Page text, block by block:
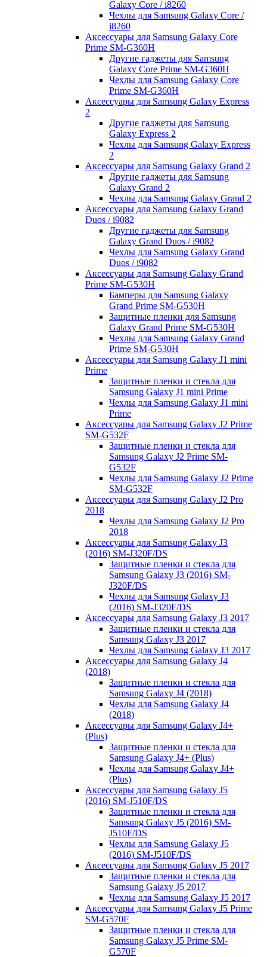
Galaxy Core / i8260
Чехлы для Samsung Galaxy Core /
i8260
Аксессуары для Samsung Galaxy Core
Prime SM-G360H
Другие гаджеты для Samsung
Galaxy Core Prime SM-G360H
Чехлы для Samsung Galaxy Core
Prime SM-G360H
Аксессуары для Samsung Galaxy Express
2
Другие гаджеты для Samsung
Galaxy Express 2
Чехлы для Samsung Galaxy Express
2
Аксессуары для Samsung Galaxy Grand 2
Другие гаджеты для Samsung
Galaxy Grand 2
Чехлы для Samsung Galaxy Grand 2
Аксессуары для Samsung Galaxy Grand
Duos / i9082
Другие гаджеты для Samsung
Galaxy Grand Duos / i9082
Чехлы для Samsung Galaxy Grand
Duos / i9082
Аксессуары для Samsung Galaxy Grand
Prime SM-G530H
Бамперы для Samsung Galaxy
Grand Prime SM-G530H
Защитные пленки для Samsung
Galaxy Grand Prime SM-G530H
Чехлы для Samsung Galaxy Grand
Prime SM-G530H
Аксессуары для Samsung Galaxy J1 mini
Prime
Защитные пленки и стекла для
Samsung Galaxy J1 mini Prime
Чехлы для Samsung Galaxy J1 mini
Prime
Аксессуары для Samsung Galaxy J2 Prime
SM-G532F
Защитные пленки и стекла для
Samsung Galaxy J2 Prime SM-
G532F
Чехлы для Samsung Galaxy J2 Prime
SM-G532F
Аксессуары для Samsung Galaxy J2 Pro
2018
Чехлы для Samsung Galaxy J2 Pro
2018
Аксессуары для Samsung Galaxy J3
(2016) SM-J320F/DS
Защитные пленки и стекла для
Samsung Galaxy J3 (2016) SM-
J320F/DS
Чехлы для Samsung Galaxy J3
(2016) SM-J320F/DS
Аксессуары для Samsung Galaxy J3 2017
Защитные пленки и стекла для
Samsung Galaxy J3 2017
Чехлы для Samsung Galaxy J3 2017
Аксессуары для Samsung Galaxy J4
(2018)
Защитные пленки и стекла для
Samsung Galaxy J4 (2018)
Чехлы для Samsung Galaxy J4
(2018)
Аксессуары для Samsung Galaxy J4+
(Plus)
Защитные пленки и стекла для
Samsung Galaxy J4+ (Plus)
Чехлы для Samsung Galaxy J4+
(Plus)
Аксессуары для Samsung Galaxy J5
(2016) SM-J510F/DS
Защитные пленки и стекла для
Samsung Galaxy J5 (2016) SM-
J510F/DS
Чехлы для Samsung Galaxy J5
(2016) SM-J510F/DS
Аксессуары для Samsung Galaxy J5 2017
Защитные пленки и стекла для
Samsung Galaxy J5 2017
Чехлы для Samsung Galaxy J5 2017
Аксессуары для Samsung Galaxy J5 Prime
SM-G570F
Защитные пленки и стекла для
Samsung Galaxy J5 Prime SM-
G570F